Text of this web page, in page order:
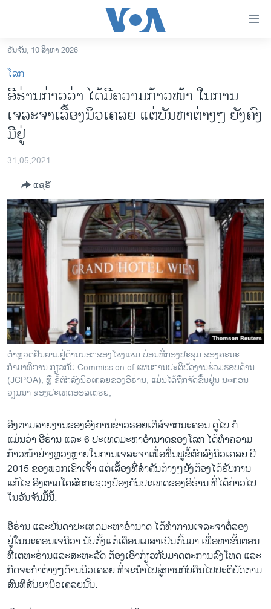
ເຂົ້າ
ຫາ
ຂ້າມ
ຂ້າມ
ຂ້າມ
ໄປ
ຫາ
ຊອກ
ລາວ
ການເລືອກຕັ້ງ ປະທານາທີບໍດີ ສະຫະລັດ 2024
ອິດສະຫຼະພາບດ້ານການຂ່າວ
ຊີວິດຊາວລາວ
ຊຸມຊົນຊາວລາວ
ວິທະຍາສາດ-ເທັກໂນໂລຈີ
ທຸລະກິດ
ພາສາອັງກິດ
ວີດີໂອ
ສຽງ
ລາຍການກະຈາຍສຽງ
ຕິດຕາມພວກເຮົາ ທີ່
ພາສາຕ່າງໆ
ວັນຈັນ, 10 ສິງຫາ 2026
ໂລກ
ອີຣ່ານກ່າວວ່າ ໄດ້ມີຄວາມກ້າວໜ້າ ໃນການ
ເຈລະຈາເລື້ອງນິວເຄລຍ ແຕ່ບັນຫາຕ່າງໆ ຍັງຄົງ
ມີຢູ່
31,05,2021
ແຊຣ໌
ຕຳຫຼວດຢືນຍາມຢູ່ດ້ານນອກຂອງໂຮງແຮມ ບ່ອນທີ່ກອງປະຊຸມ ຂອງຄະນະ
ກຳມາທິການ ກ່ຽວກັບ Commission of ແຜນການປະຕິບັດງານຮ່ວມຮອບດ້ານ
(JCPOA), ຫຼື ຂໍ້ຕົກລົງນິວເຄລຍຂອງອີຣ່ານ, ແມ່ນໄດ້ຖືກຈັດຂຶ້ນຢູ່ນ ນະຄອນ
ວຽນນາ ຂອງປະເທດອອສເຕຣຍ,
ອີງຕາມລາຍງານຂອງອົງການຂ່າວຣອຍເຕີສ໌ຈາກນະຄອນ ດູໄບ ກໍ
ແມ່ນວ່າ ອີຣ່ານ ແລະ 6 ປະເທດມະຫາອຳນາດຂອງໂລກ ໄດ້ທຳຄວາມ
ກ້າວໜ້າຢ່າງຫຼວງຫຼາຍໃນການເຈລະຈາເພື່ອຟື້ນຟູຂໍ້ຕົກລົງນິວເຄລຍ ປີ
2015 ຂອງພວກເຂົາເຈົ້າ ແຕ່ເລື້ອງທີ່ສຳຄັນຕ່າງໆຍັງຕ້ອງໄດ້ຮັບການ
ແກ້ໄຂ ອີງຕາມໂຄສົກກະຊວງປ້ອງກັນປະເທດຂອງອີຣ່ານ ທີ່ໄດ້ກ່າວໄປ
ໃນວັນຈັນມື້ນີ້.
ອີຣ່ານ ແລະບັນດາປະເທດມະຫາອຳນາດ ໄດ້ທຳການເຈລະຈາຕໍ່ລອງ
ຢູ່ໃນນະຄອນເຈນີວາ ນັບຕັ້ງແຕ່ເດືອນເມສາເປັນຕົ້ນມາ ເພື່ອຫາຂັ້ນຕອນ
ທີ່ເຕຫະຣ່ານແລະສະຫະລັດ ຕ້ອງເອົາກ່ຽວກັບມາດຕະການລົງໂທດ ແລະ
ກິດຈະກຳຕ່າງໆດ້ານນິວເຄລຍ ທີ່ຈະນຳໄປສູ່ການກັບຄືນໄປປະຕິບັດຕາມ
ສົນທິສັນຍານິວເຄລຍນັ້ນ.